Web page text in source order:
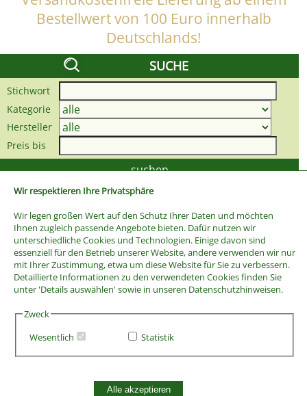
Wir respektieren Ihre Privatsphäre
Wir legen großen Wert auf den Schutz Ihrer Daten und möchten
Ihnen zugleich passende Angebote bieten. Dafür nutzen wir
unterschiedliche Cookies und Technologien. Einige davon sind
essenziell für den Betrieb unserer Website, andere verwenden wir nur
mit Ihrer Zustimmung, etwa um diese Website für Sie zu verbessern.
Detaillierte Informationen zu den verwendeten Cookies finden Sie
unter 'Details auswählen' sowie in unseren Datenschutzhinweisen.
Zweck
Wesentlich
Statistik
Alle akzeptieren
Bestellwert von 100 Euro innerhalb
Deutschlands!
SUCHE
Stichwort
Kategorie
Hersteller
Preis bis
AGB